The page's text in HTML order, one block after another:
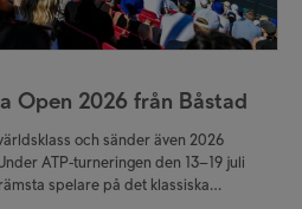
Open 2026 från Båstad
och sänder även 2026
ATP-turneringen den 13–19 juli
spelare på det klassiska